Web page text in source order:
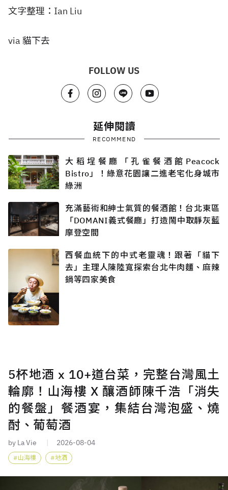
文字整理：Ian Liu
via 貓下去
FOLLOW US
延伸閱讀
RECOMMEND
大稻埕餐廳「孔雀餐酒館Peacock
Bistro」！綠意花園讓二進老宅化身城市
綠洲
充滿藝術和紳士氣質的餐酒館！台北東區
「DOMANI義式餐廳」打造鬧中取靜灰藍
摩登空間
西餐血統下的中式老靈魂！跟著「貓下
去」主理人陳陸寬探索台北牛肉麵、麻辣
鍋等四家美食
5杯地酒 x 10+道台菜，完整台灣風土
輪廓！山海樓 X 釀酒師陳千浩「消失
的餐盤」餐酒宴，集結台灣泡盛、燒
酎、葡萄酒
by La Vie 2026-08-04
山海樓 地酒